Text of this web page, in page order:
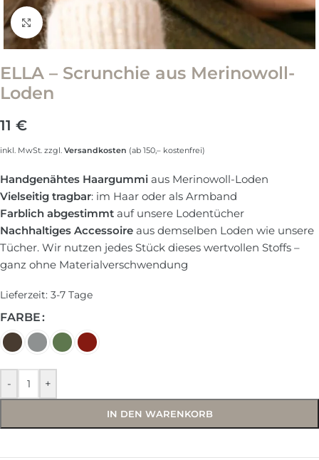
Zum Vergrößern klicken
ELLA – Scrunchie aus Merinowoll-
Loden
11 €
inkl. MwSt. zzgl. Versandkosten (ab 150,– kostenfrei)
Handgenähtes Haargummi aus Merinowoll-Loden
Vielseitig tragbar: im Haar oder als Armband
Farblich abgestimmt auf unsere Lodentücher
Nachhaltiges Accessoire aus demselben Loden wie unsere
Tücher. Wir nutzen jedes Stück dieses wertvollen Stoffs –
ganz ohne Materialverschwendung
Lieferzeit: 3-7 Tage
FARBE
- +
IN DEN WARENKORB